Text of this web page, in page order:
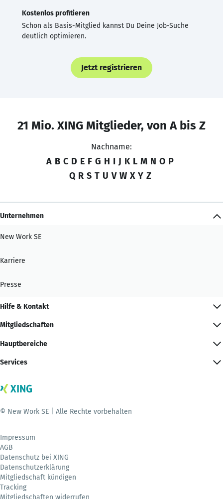
Kostenlos profitieren
Schon als Basis-Mitglied kannst Du Deine Job-Suche
deutlich optimieren.
Jetzt registrieren
21 Mio. XING Mitglieder, von A bis Z
Nachname:
A B C D E F G H I J K L M N O P
Q R S T U V W X Y Z
Unternehmen
New Work SE
Karriere
Presse
Hilfe & Kontakt
Mitgliedschaften
Hauptbereiche
Services
© New Work SE | Alle Rechte vorbehalten
Impressum
AGB
Datenschutz bei XING
Datenschutzerklärung
Mitgliedschaft kündigen
Tracking
Mitgliedschaften widerrufen